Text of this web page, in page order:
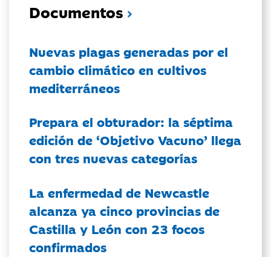
Documentos
Nuevas plagas generadas por el
cambio climático en cultivos
mediterráneos
Prepara el obturador: la séptima
edición de ‘Objetivo Vacuno’ llega
con tres nuevas categorías
La enfermedad de Newcastle
alcanza ya cinco provincias de
Castilla y León con 23 focos
confirmados